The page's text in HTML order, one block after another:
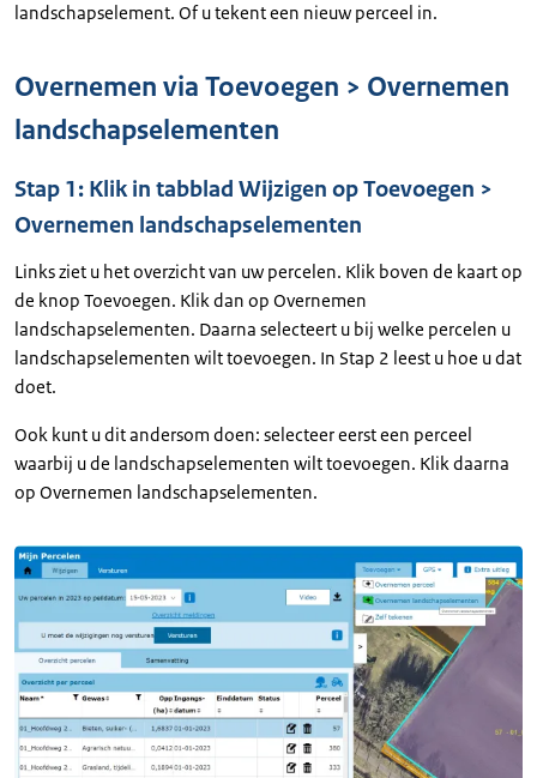
landschapselement. Of u tekent een nieuw perceel in.
Overnemen via Toevoegen > Overnemen
landschapselementen
Stap 1: Klik in tabblad Wijzigen op Toevoegen >
Overnemen landschapselementen
Links ziet u het overzicht van uw percelen. Klik boven de kaart op
de knop Toevoegen. Klik dan op Overnemen
landschapselementen. Daarna selecteert u bij welke percelen u
landschapselementen wilt toevoegen. In Stap 2 leest u hoe u dat
doet.
Ook kunt u dit andersom doen: selecteer eerst een perceel
waarbij u de landschapselementen wilt toevoegen. Klik daarna
op Overnemen landschapselementen.